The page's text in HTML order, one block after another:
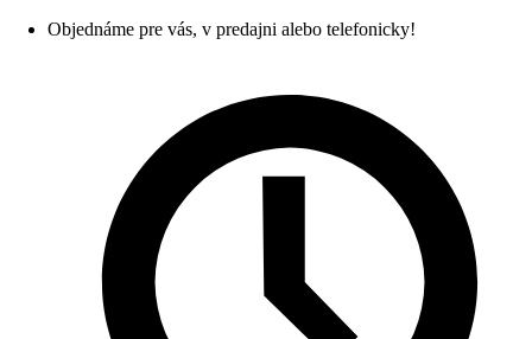
Objednáme pre vás, v predajni alebo telefonicky!